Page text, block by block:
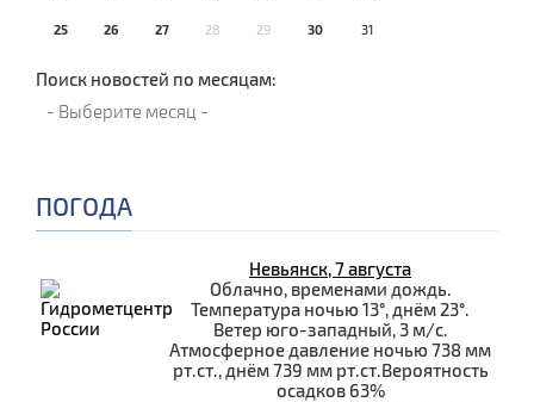
25 26 27 28 29 30 31
Поиск новостей по месяцам:
ПОГОДА
Невьянск, 7 августа
Облачно, временами дождь.
Температура ночью 13°, днём 23°.
Ветер юго-западный, 3 м/с.
Атмосферное давление ночью 738 мм
рт.ст., днём 739 мм рт.ст.Вероятность
осадков 63%